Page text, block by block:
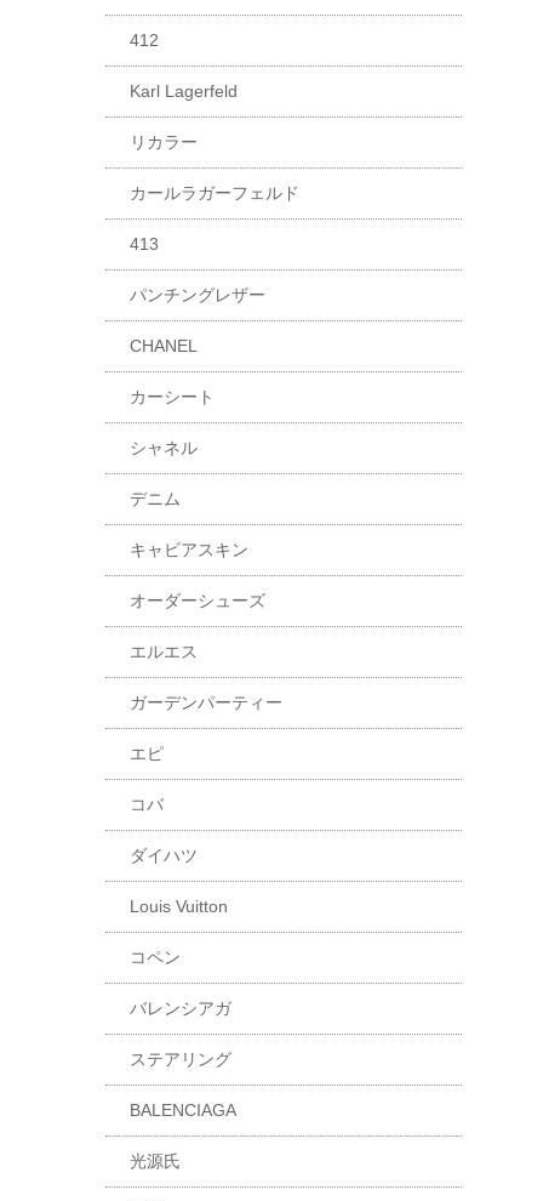
412
Karl Lagerfeld
リカラー
カールラガーフェルド
413
パンチングレザー
CHANEL
カーシート
シャネル
デニム
キャビアスキン
オーダーシューズ
エルエス
ガーデンパーティー
エピ
コバ
ダイハツ
Louis Vuitton
コペン
バレンシアガ
ステアリング
BALENCIAGA
光源氏